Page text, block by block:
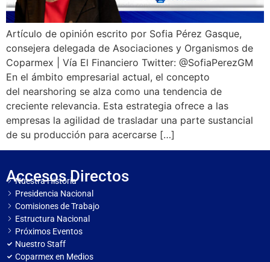
Artículo de opinión escrito por Sofia Pérez Gasque,
consejera delegada de Asociaciones y Organismos de
Coparmex | Vía El Financiero Twitter: @SofiaPerezGM
En el ámbito empresarial actual, el concepto
del nearshoring se alza como una tendencia de
creciente relevancia. Esta estrategia ofrece a las
empresas la agilidad de trasladar una parte sustancial
de su producción para acercarse […]
Accesos Directos
Nuestra Historia
Presidencia Nacional
Comisiones de Trabajo
Estructura Nacional
Próximos Eventos
Nuestro Staff
Coparmex en Medios